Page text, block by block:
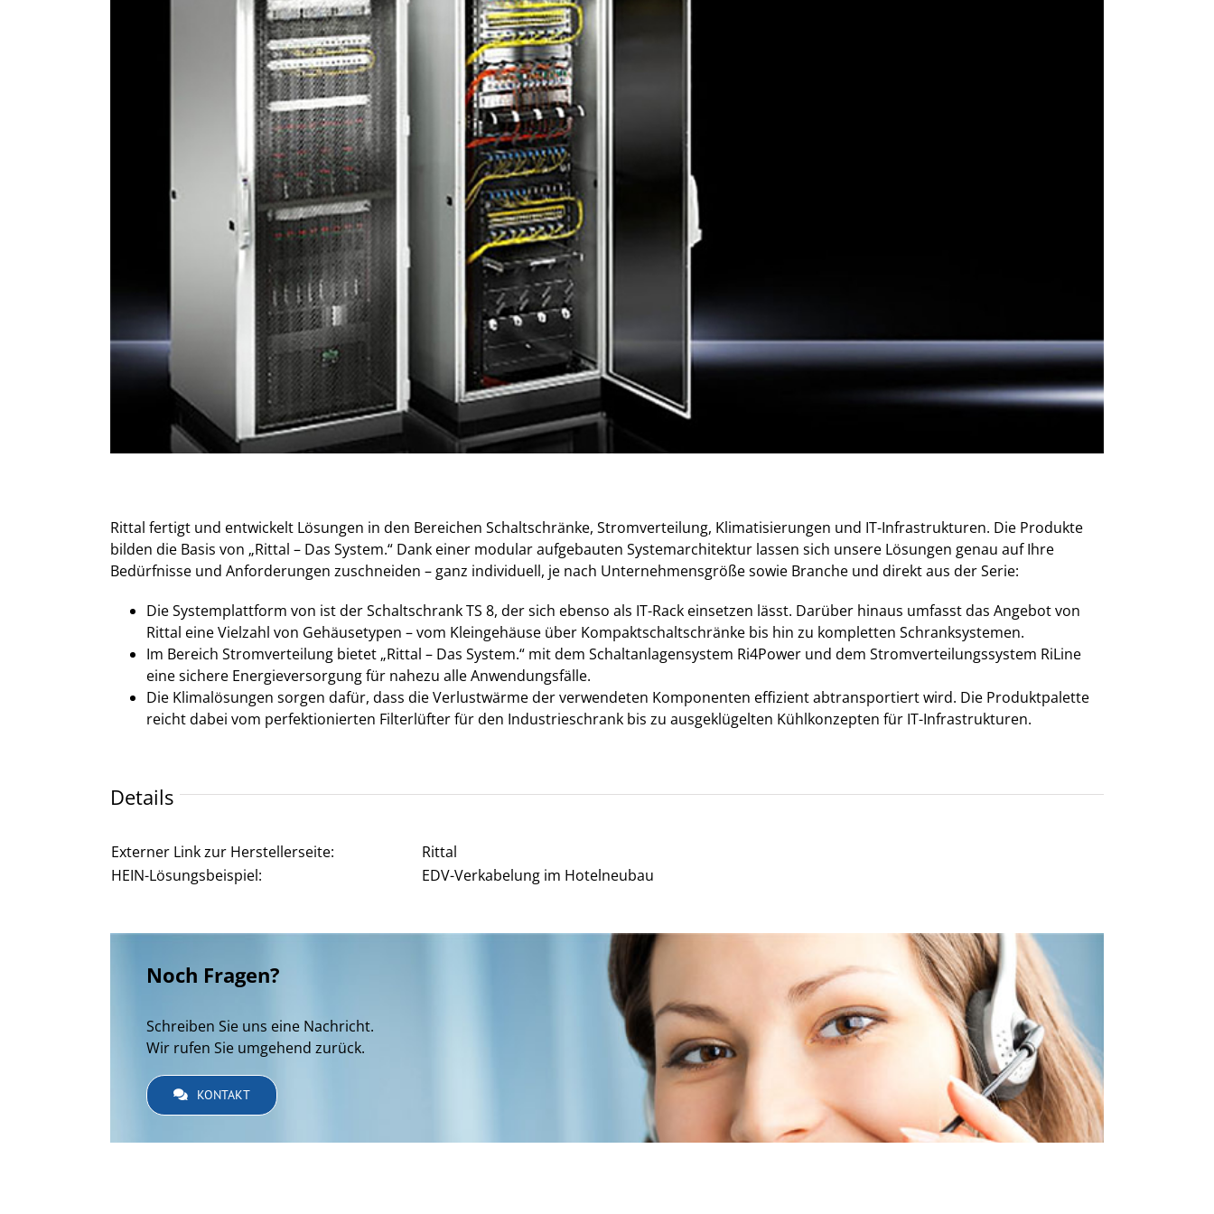
Rittal fertigt und entwickelt Lösungen in den Bereichen Schaltschränke, Stromverteilung, Klimatisierungen und IT-Infrastrukturen. Die Produkte
bilden die Basis von „Rittal – Das System.“ Dank einer modular aufgebauten Systemarchitektur lassen sich unsere Lösungen genau auf Ihre
Bedürfnisse und Anforderungen zuschneiden – ganz individuell, je nach Unternehmensgröße sowie Branche und direkt aus der Serie:
Die Systemplattform von ist der Schaltschrank TS 8, der sich ebenso als IT-Rack einsetzen lässt. Darüber hinaus umfasst das Angebot von
Rittal eine Vielzahl von Gehäusetypen – vom Kleingehäuse über Kompaktschaltschränke bis hin zu kompletten Schranksystemen.
Im Bereich Stromverteilung bietet „Rittal – Das System.“ mit dem Schaltanlagensystem Ri4Power und dem Stromverteilungssystem RiLine
eine sichere Energieversorgung für nahezu alle Anwendungsfälle.
Die Klimalösungen sorgen dafür, dass die Verlustwärme der verwendeten Komponenten effizient abtransportiert wird. Die Produktpalette
reicht dabei vom perfektionierten Filterlüfter für den Industrieschrank bis zu ausgeklügelten Kühlkonzepten für IT-Infrastrukturen.
Details
Externer Link zur Herstellerseite:
Rittal
HEIN-Lösungsbeispiel:
EDV-Verkabelung im Hotelneubau
Noch Fragen?
Schreiben Sie uns eine Nachricht.
Wir rufen Sie umgehend zurück.
KONTAKT